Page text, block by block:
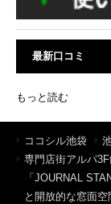
最新口コミ
もっと読む
ココシル池袋
専門店街アルパ
「JOURNAL
と開放的な窓面